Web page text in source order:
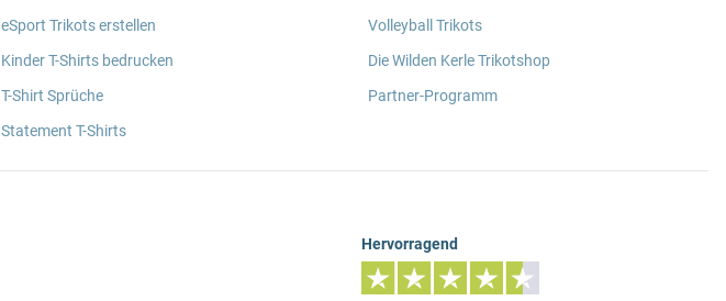
eSport Trikots erstellen
Kinder T-Shirts bedrucken
T-Shirt Sprüche
Statement T-Shirts
Volleyball Trikots
Die Wilden Kerle Trikotshop
Partner-Programm
Hervorragend